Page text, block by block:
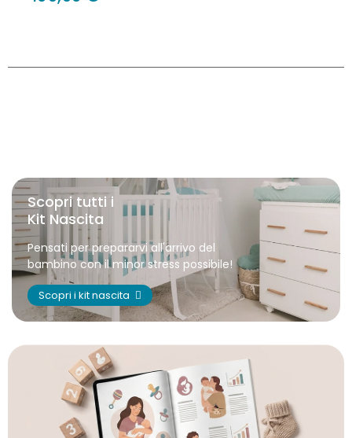
Scopri tutti i
Kit Nascita
Pensati per prepararvi all'arrivo del
bambino con il minor stress possibile!
Scopri i kit nascita